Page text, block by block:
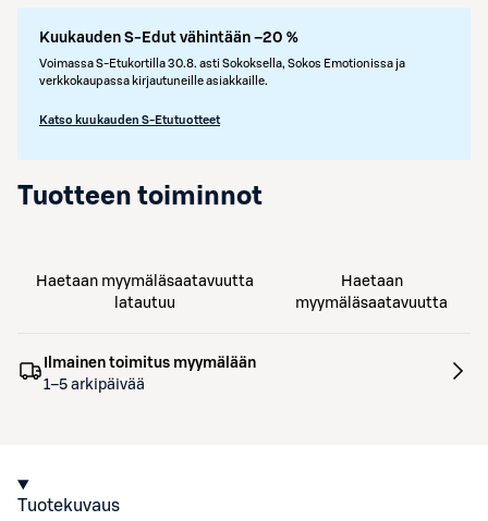
Kuukauden S-Edut vähintään –20 %
Voimassa S-Etukortilla 30.8. asti Sokoksella, Sokos Emotionissa ja
verkkokaupassa kirjautuneille asiakkaille.
Katso kuukauden S-Etutuotteet
Tuotteen toiminnot
Haetaan myymäläsaatavuutta
latautuu
Haetaan
myymäläsaatavuutta
Ilmainen toimitus myymälään
1–5 arkipäivää
Tuotekuvaus